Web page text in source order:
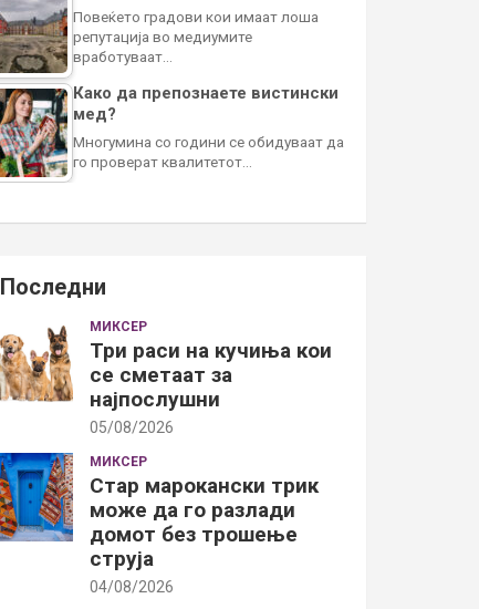
Повеќето градови кои имаат лоша
репутација во медиумите
вработуваат…
Како да препознаете вистински
мед?
Многумина со години се обидуваат да
го проверат квалитетот…
Последни
МИКСЕР
Три раси на кучиња кои
се сметаат за
најпослушни
05/08/2026
МИКСЕР
Стар марокански трик
може да го разлади
домот без трошење
струја
04/08/2026